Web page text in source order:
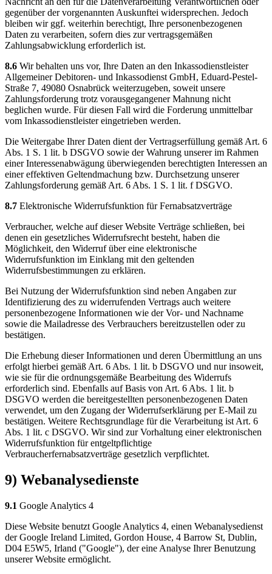
gegenüber der vorgenannten Auskunftei widersprechen. Jedoch
bleiben wir ggf. weiterhin berechtigt, Ihre personenbezogenen
Daten zu verarbeiten, sofern dies zur vertragsgemäßen
Zahlungsabwicklung erforderlich ist.
8.6 Wir behalten uns vor, Ihre Daten an den Inkassodienstleister
Allgemeiner Debitoren- und Inkassodienst GmbH, Eduard-Pestel-
Straße 7, 49080 Osnabrück weiterzugeben, soweit unsere
Zahlungsforderung trotz vorausgegangener Mahnung nicht
beglichen wurde. Für diesen Fall wird die Forderung unmittelbar
vom Inkassodienstleister eingetrieben werden.
Die Weitergabe Ihrer Daten dient der Vertragserfüllung gemäß Art. 6
Abs. 1 S. 1 lit. b DSGVO sowie der Wahrung unserer im Rahmen
einer Interessenabwägung überwiegenden berechtigten Interessen an
einer effektiven Geltendmachung bzw. Durchsetzung unserer
Zahlungsforderung gemäß Art. 6 Abs. 1 S. 1 lit. f DSGVO.
8.7 Elektronische Widerrufsfunktion für Fernabsatzverträge
Verbraucher, welche auf dieser Website Verträge schließen, bei
denen ein gesetzliches Widerrufsrecht besteht, haben die
Möglichkeit, den Widerruf über eine elektronische
Widerrufsfunktion im Einklang mit den geltenden
Widerrufsbestimmungen zu erklären.
Bei Nutzung der Widerrufsfunktion sind neben Angaben zur
Identifizierung des zu widerrufenden Vertrags auch weitere
personenbezogene Informationen wie der Vor- und Nachname
sowie die Mailadresse des Verbrauchers bereitzustellen oder zu
bestätigen.
Die Erhebung dieser Informationen und deren Übermittlung an uns
erfolgt hierbei gemäß Art. 6 Abs. 1 lit. b DSGVO und nur insoweit,
wie sie für die ordnungsgemäße Bearbeitung des Widerrufs
erforderlich sind. Ebenfalls auf Basis von Art. 6 Abs. 1 lit. b
DSGVO werden die bereitgestellten personenbezogenen Daten
verwendet, um den Zugang der Widerrufserklärung per E-Mail zu
bestätigen. Weitere Rechtsgrundlage für die Verarbeitung ist Art. 6
Abs. 1 lit. c DSGVO. Wir sind zur Vorhaltung einer elektronischen
Widerrufsfunktion für entgeltpflichtige
Verbraucherfernabsatzverträge gesetzlich verpflichtet.
9) Webanalysedienste
9.1 Google Analytics 4
Diese Website benutzt Google Analytics 4, einen Webanalysedienst
der Google Ireland Limited, Gordon House, 4 Barrow St, Dublin,
D04 E5W5, Irland ("Google"), der eine Analyse Ihrer Benutzung
unserer Website ermöglicht.